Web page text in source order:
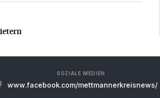
SOZIALE MEDIEN
www.facebook.com/mettmannerkreisnews/